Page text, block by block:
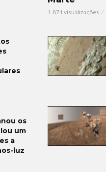
os
um
a
luz
1.871 visualizações